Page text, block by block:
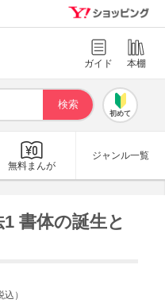
ガイド 本棚
初めて
無料まんが
ジャンル一覧
書体の誕生と
込）